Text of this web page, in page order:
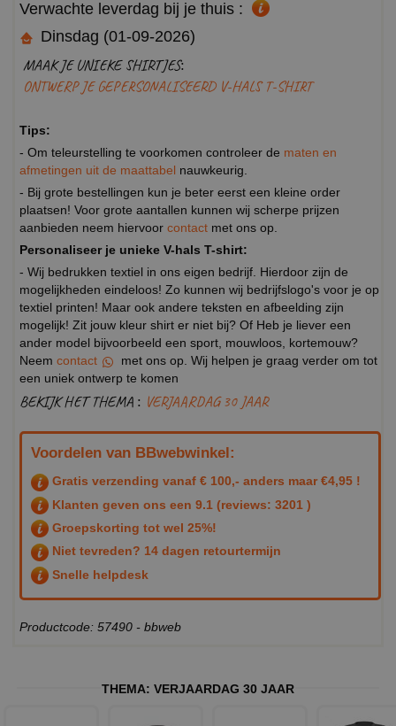
Verwachte leverdag bij je thuis :
Dinsdag (01-09-2026)
MAAK JE UNIEKE SHIRTJES:
ONTWERP JE GEPERSONALISEERD V-HALS T-SHIRT
Tips:
- Om teleurstelling te voorkomen controleer de maten en
afmetingen uit de maattabel nauwkeurig.
- Bij grote bestellingen kun je beter eerst een kleine order
plaatsen! Voor grote aantallen kunnen wij scherpe prijzen
aanbieden neem hiervoor contact met ons op.
Personaliseer je unieke V-hals T-shirt:
- Wij bedrukken textiel in ons eigen bedrijf. Hierdoor zijn de
mogelijkheden eindeloos! Zo kunnen wij bedrijfslogo's voor je op
textiel printen! Maar ook andere teksten en afbeelding zijn
mogelijk! Zit jouw kleur shirt er niet bij? Of Heb je liever een
ander model bijvoorbeeld een sport, mouwloos, kortemouw?
Neem contact
met ons op. Wij helpen je graag verder om tot
een uniek ontwerp te komen
BEKIJK HET THEMA : VERJAARDAG 30 JAAR
Voordelen van BBwebwinkel:
Gratis verzending vanaf € 100,- anders maar €4,95 !
Klanten geven ons een 9.1 (reviews: 3201 )
Groepskorting tot wel 25%!
Niet tevreden? 14 dagen retourtermijn
Snelle helpdesk
Productcode: 57490 - bbweb
THEMA: VERJAARDAG 30 JAAR